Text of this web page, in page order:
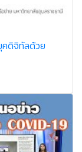
คดิจิทัลด้วย